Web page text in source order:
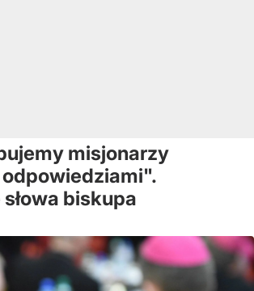
misjonarzy
biskupa